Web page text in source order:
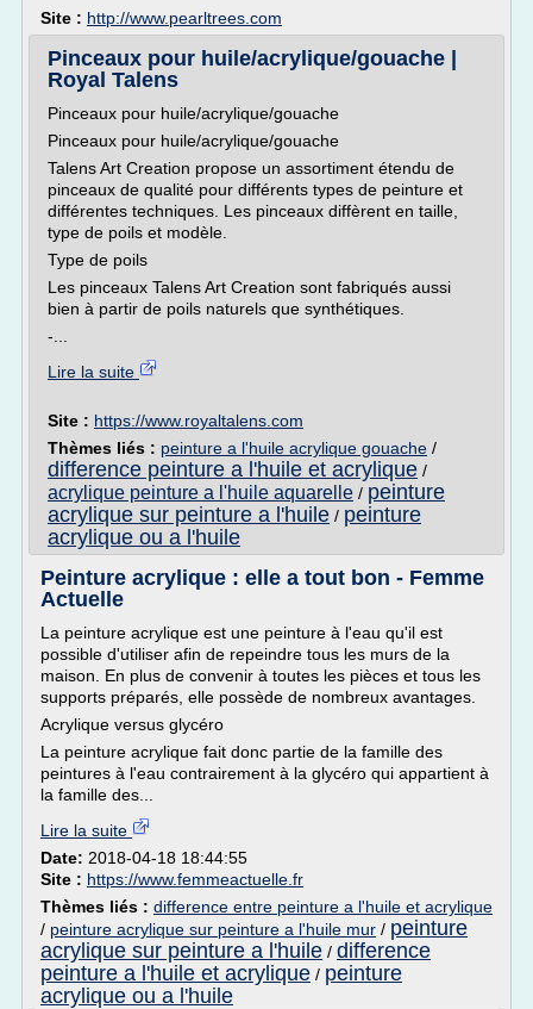
Site : http://www.pearltrees.com
Pinceaux pour huile/acrylique/gouache |
Royal Talens
Pinceaux pour huile/acrylique/gouache
Pinceaux pour huile/acrylique/gouache
Talens Art Creation propose un assortiment étendu de
pinceaux de qualité pour différents types de peinture et
différentes techniques. Les pinceaux diffèrent en taille,
type de poils et modèle.
Type de poils
Les pinceaux Talens Art Creation sont fabriqués aussi
bien à partir de poils naturels que synthétiques.
-...
Lire la suite
Site : https://www.royaltalens.com
Thèmes liés : peinture a l'huile acrylique gouache /
difference peinture a l'huile et acrylique /
acrylique peinture a l'huile aquarelle / peinture
acrylique sur peinture a l'huile / peinture
acrylique ou a l'huile
Peinture acrylique : elle a tout bon - Femme
Actuelle
La peinture acrylique est une peinture à l'eau qu'il est
possible d'utiliser afin de repeindre tous les murs de la
maison. En plus de convenir à toutes les pièces et tous les
supports préparés, elle possède de nombreux avantages.
Acrylique versus glycéro
La peinture acrylique fait donc partie de la famille des
peintures à l'eau contrairement à la glycéro qui appartient à
la famille des...
Lire la suite
Date: 2018-04-18 18:44:55
Site : https://www.femmeactuelle.fr
Thèmes liés : difference entre peinture a l'huile et acrylique
/ peinture acrylique sur peinture a l'huile mur / peinture
acrylique sur peinture a l'huile / difference
peinture a l'huile et acrylique / peinture
acrylique ou a l'huile